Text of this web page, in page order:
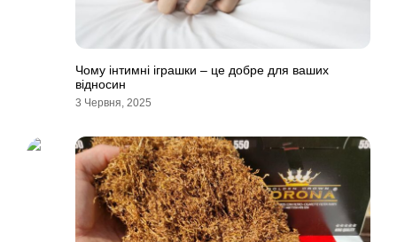
Чому інтимні іграшки – це добре для ваших
відносин
3 Червня, 2025